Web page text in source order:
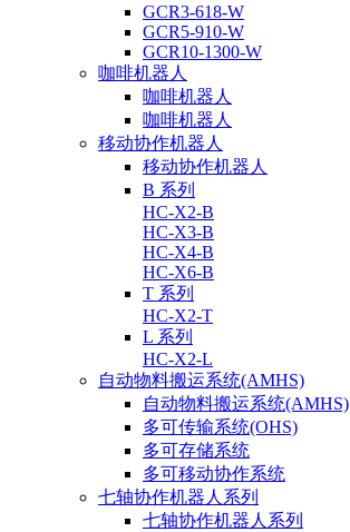
GCR3-618-W
GCR5-910-W
GCR10-1300-W
咖啡机器人
咖啡机器人
咖啡机器人
移动协作机器人
移动协作机器人
B 系列
HC-X2-B
HC-X3-B
HC-X4-B
HC-X6-B
T 系列
HC-X2-T
L 系列
HC-X2-L
自动物料搬运系统(AMHS)
自动物料搬运系统(AMHS)
多可传输系统(OHS)
多可存储系统
多可移动协作系统
七轴协作机器人系列
七轴协作机器人系列